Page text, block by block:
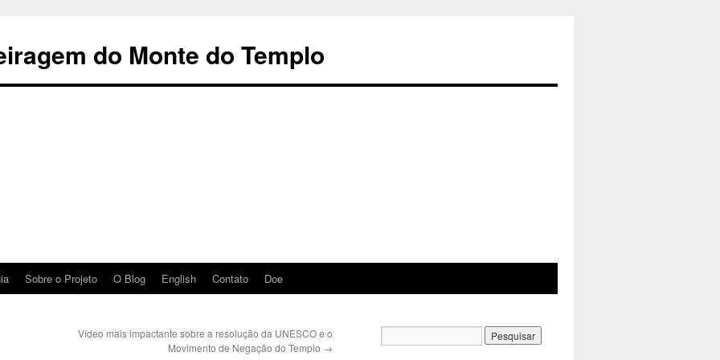
do Monte do Templo
Sobre o Projeto O Blog English Contato Doe
Vídeo mais impactante sobre a resolução da UNESCO e o
Movimento de Negação do Templo →